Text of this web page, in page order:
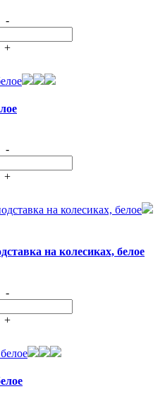
-
+
-
+
на колесиках, белое
-
+